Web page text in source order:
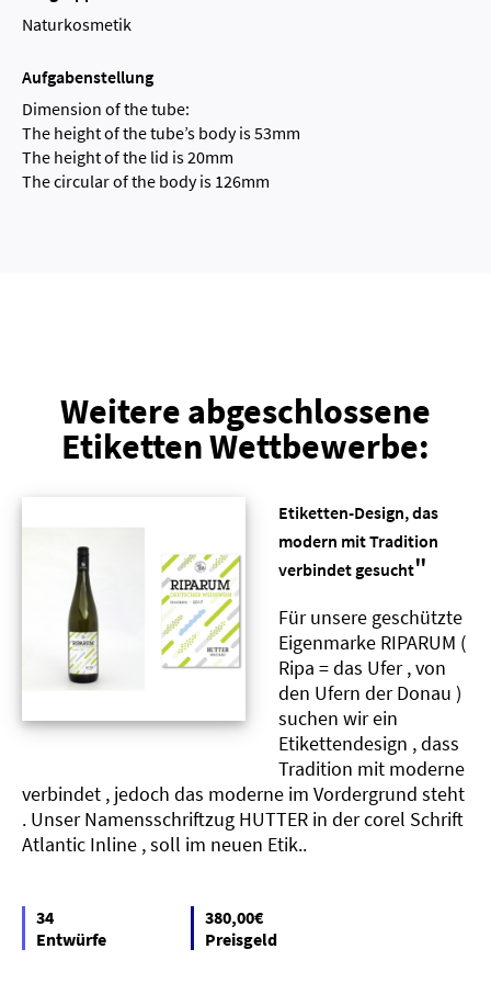
Naturkosmetik
Aufgabenstellung
Dimension of the tube:
The height of the tube’s body is 53mm
The height of the lid is 20mm
The circular of the body is 126mm
Weitere abgeschlossene
Etiketten Wettbewerbe:
Etiketten-Design, das
modern mit Tradition
verbindet gesucht"
Für unsere geschützte
Eigenmarke RIPARUM (
Ripa = das Ufer , von
den Ufern der Donau )
suchen wir ein
Etikettendesign , dass
Tradition mit moderne
verbindet , jedoch das moderne im Vordergrund steht
. Unser Namensschriftzug HUTTER in der corel Schrift
Atlantic Inline , soll im neuen Etik..
34
Entwürfe
380,00€
Preisgeld